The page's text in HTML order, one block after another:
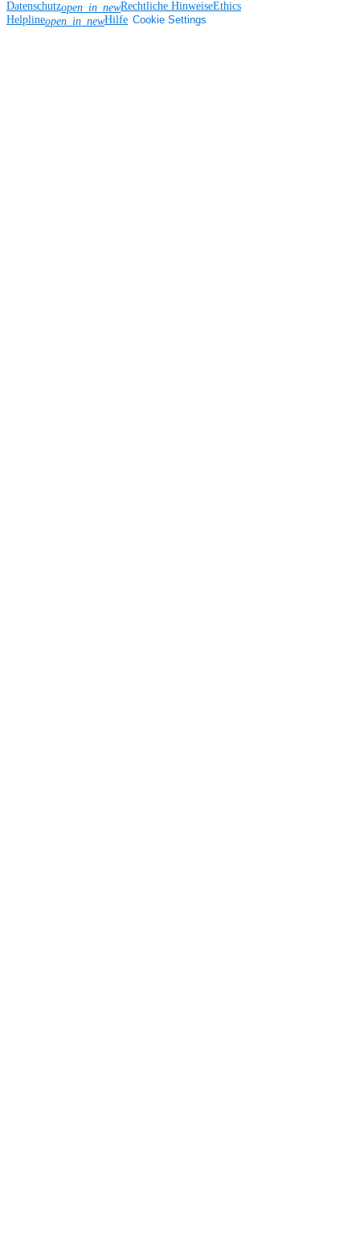
Datenschutzopen_in_newRechtliche HinweiseEthics
Helplineopen_in_newHilfe Cookie Settings